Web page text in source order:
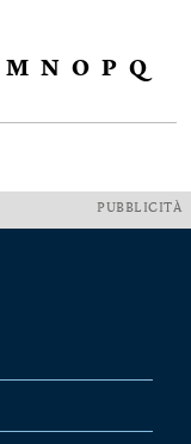
M N O P Q
PUBBLICITÀ